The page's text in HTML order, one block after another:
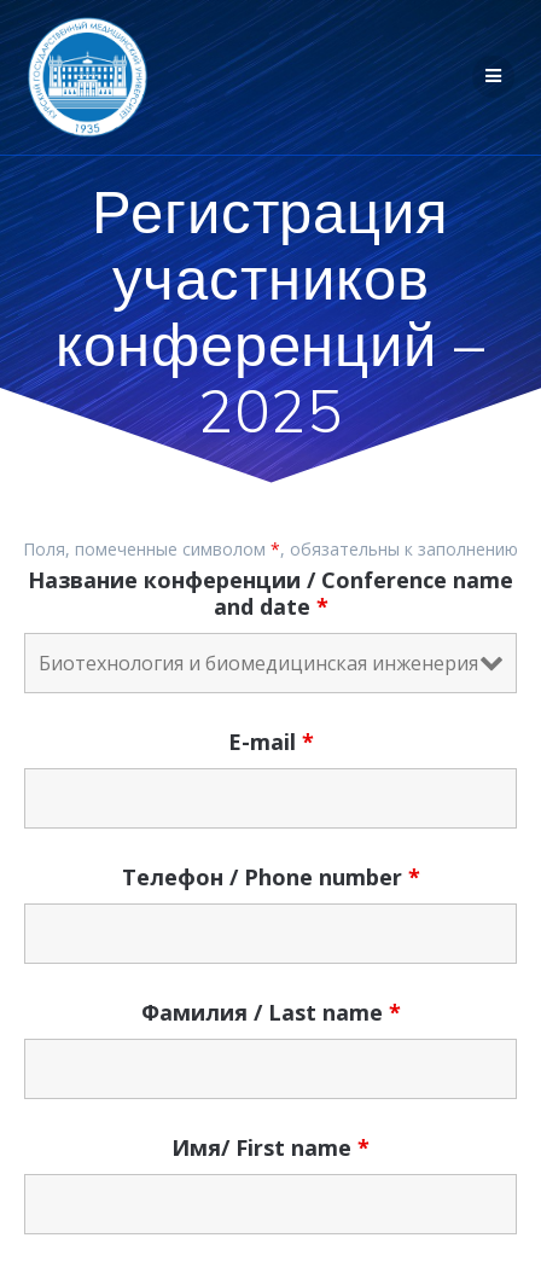
Перейти
к
контенту
Регистрация
участников
конференций –
2025
Поля, помеченные символом *, обязательны к заполнению
Название конференции / Conference name
and date *
E-mail *
Телефон / Phone number *
Фамилия / Last name *
Имя/ First name *